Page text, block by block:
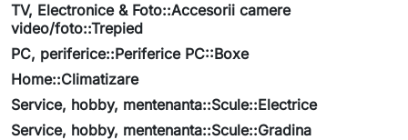
TV, Electronice & Foto::Accesorii camere
video/foto::Trepied
PC, periferice::Periferice PC::Boxe
Home::Climatizare
Service, hobby, mentenanta::Scule::Electrice
Service, hobby, mentenanta::Scule::Gradina